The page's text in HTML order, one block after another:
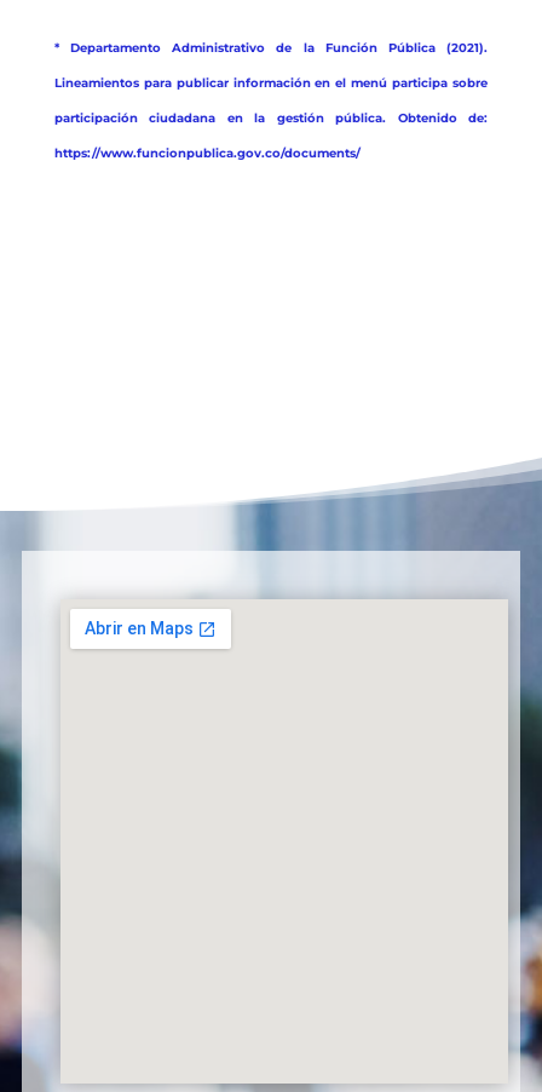
* Departamento Administrativo de la Función Pública (2021).
Lineamientos para publicar información en el menú participa sobre
participación ciudadana en la gestión pública. Obtenido de:
https://www.funcionpublica.gov.co/documents/